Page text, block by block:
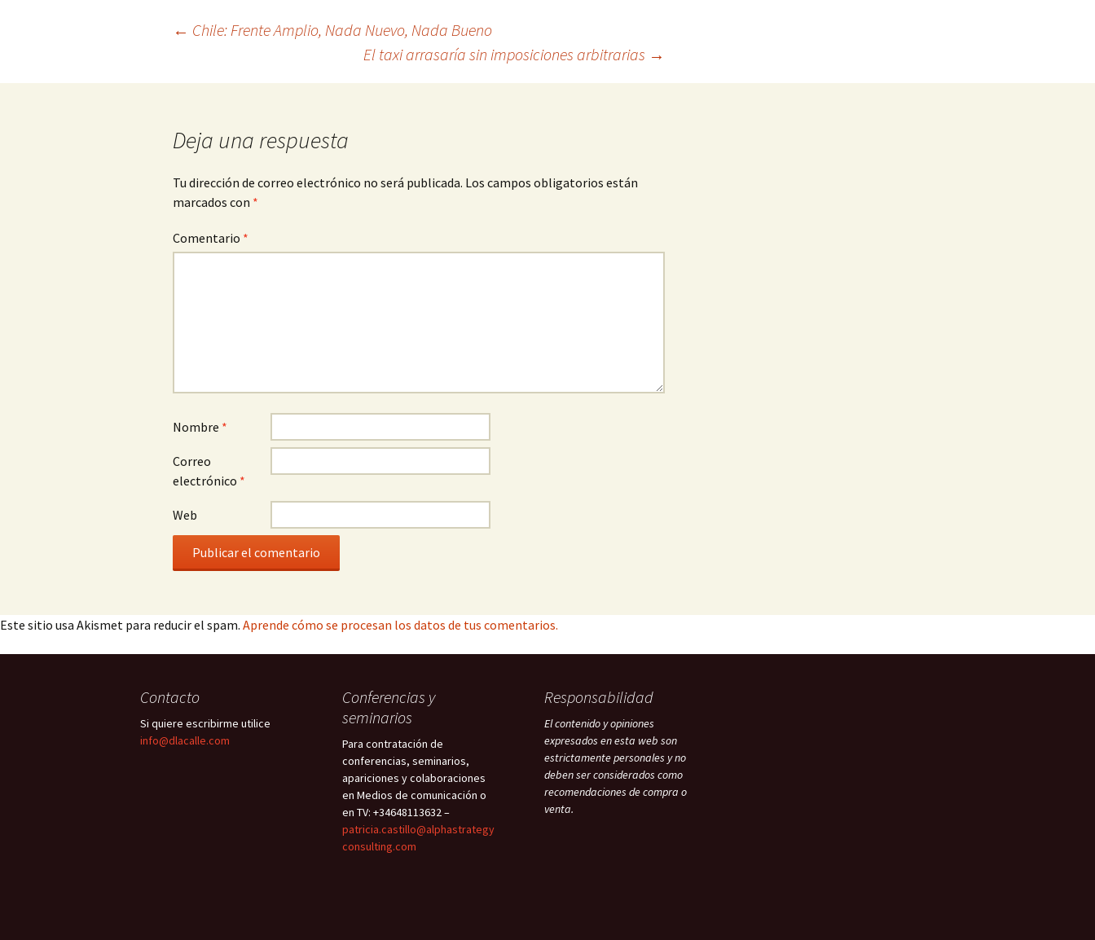
← Chile: Frente Amplio, Nada Nuevo, Nada Bueno
El taxi arrasaría sin imposiciones arbitrarias →
Deja una respuesta
Tu dirección de correo electrónico no será publicada. Los campos obligatorios están
marcados con *
Comentario *
Nombre *
Correo
electrónico *
Web
Este sitio usa Akismet para reducir el spam. Aprende cómo se procesan los datos de tus comentarios.
Contacto
Si quiere escribirme utilice
info@dlacalle.com
Conferencias y
seminarios
Para contratación de
conferencias, seminarios,
apariciones y colaboraciones
en Medios de comunicación o
en TV: +34648113632 –
patricia.castillo@alphastrategy
consulting.com
Responsabilidad
El contenido y opiniones
expresados en esta web son
estrictamente personales y no
deben ser considerados como
recomendaciones de compra o
venta.